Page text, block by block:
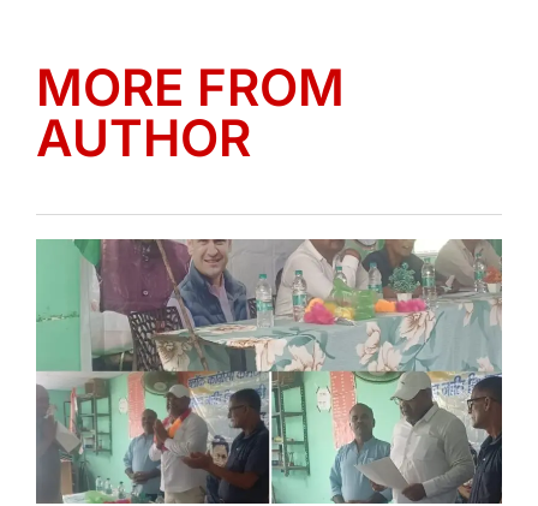
MORE FROM
AUTHOR